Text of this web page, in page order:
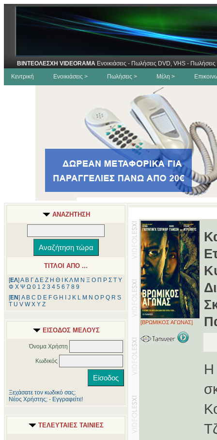
ΒΙΝΤΕΟΛΕΣΧΗ VIDEORAMA Ενοικιάσεις - Πωλήσεις DVD, VHS -
Κεντρική
Ενοικιάσεις > Πωλήσεις > Μέλη >
ΑΝΑΖΗΤΗΣΗ
ΤΙΤΛΟΙ ΑΠΟ ...
[ΕΛ] Α Β ΓΔ Ε Ζ Η Θ ΚΛ Μ Ν Ξ Ο Π Ρ Σ Τ Υ
Φ Χ Ψ Ω 0 1 2 3 4 5 6 7 8 9
[ΕΝ] A B C D E F G H J K L M N O P Q R S
T U V W X Y Z
ΕΙΣΟΔΟΣ ΜΕΛΟΥΣ
Όνομα Χρήστη
Κωδικός
Ξεχάσατε τον κωδικό σας;
Νέος Χρήστης; - Εγγραφείτε!
ΤΕΛΕΥΤΑΙΕΣ ΤΑΙΝΙΕΣ
[ΒΡΩΜΙΚΟΣ ΑΓΩΝΑΣ]